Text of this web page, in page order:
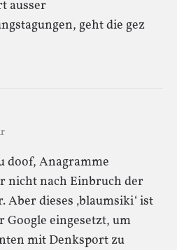
ausser
geht die gez
doof, Anagramme
nicht nach Einbruch der
dieses ‚blaumsiki‘ ist
eingesetzt, um
mit Denksport zu